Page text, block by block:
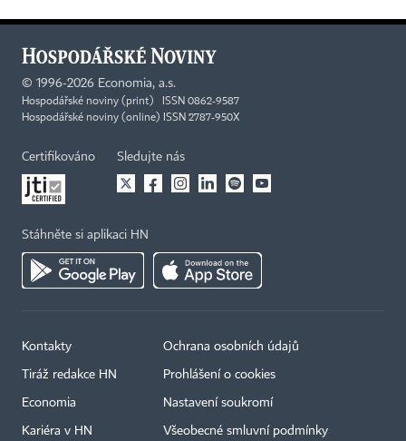
© 1996-2026 Economia, a.s.
Hospodářské noviny (print) ISSN 0862-9587
Hospodářské noviny (online) ISSN 2787-950X
Certifikováno Sledujte nás
Stáhněte si aplikaci HN
Kontakty
Tiráž redakce HN
Economia
Kariéra v HN
Ochrana osobních údajů
Prohlášení o cookies
Nastavení soukromí
Všeobecné smluvní podmínky